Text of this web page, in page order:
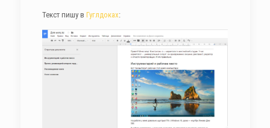
Текст пишу вГуглдоках: